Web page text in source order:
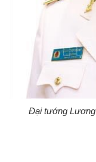
Đại tướng Lương